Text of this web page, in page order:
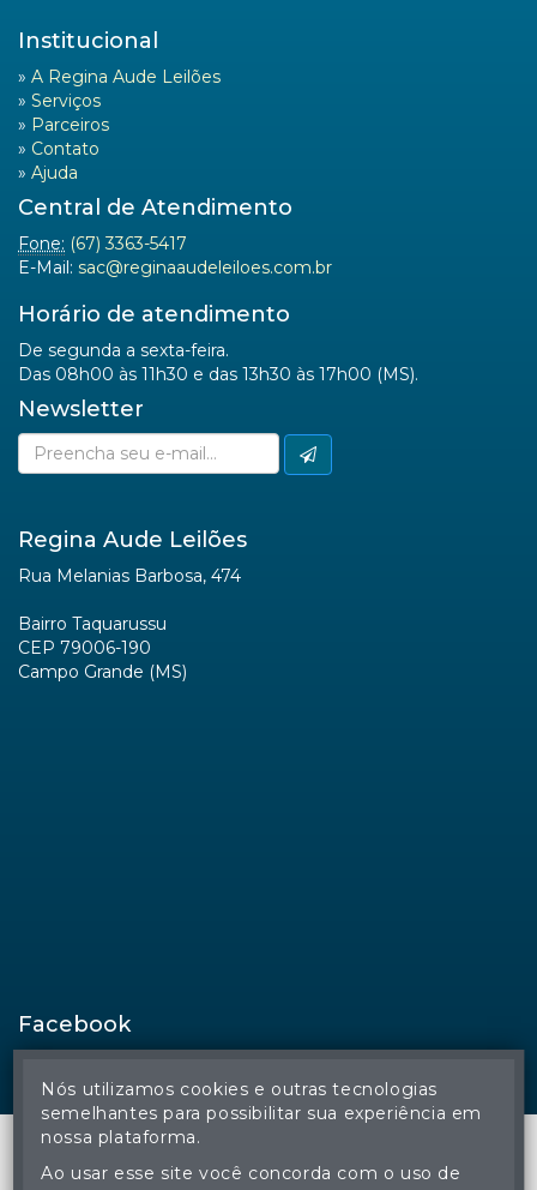
Institucional
» A Regina Aude Leilões
» Serviços
» Parceiros
» Contato
» Ajuda
Central de Atendimento
Fone: (67) 3363-5417
E-Mail: sac@reginaaudeleiloes.com.br
Horário de atendimento
De segunda a sexta-feira.
Das 08h00 às 11h30 e das 13h30 às 17h00 (MS).
Newsletter
Regina Aude Leilões
Rua Melanias Barbosa, 474
Bairro Taquarussu
CEP 79006-190
Campo Grande (MS)
Facebook
Nós utilizamos cookies e outras tecnologias
semelhantes para possibilitar sua experiência em
nossa plataforma.
Ao usar esse site você concorda com o uso de